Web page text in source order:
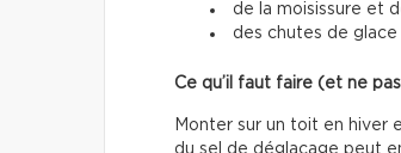
de la moisissure et
des chutes de glace
Ce qu’il faut faire (et ne
Monter sur un toit en hiver
du sel de déglaçage peut